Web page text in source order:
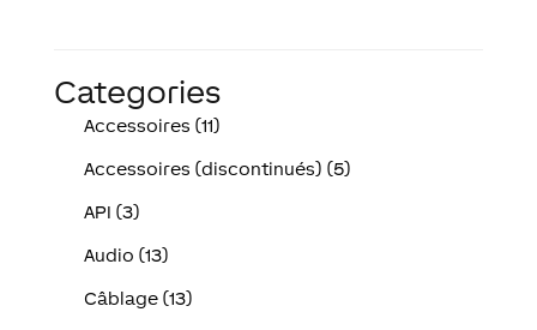
Categories
Accessoires (11)
Accessoires (discontinués) (5)
API (3)
Audio (13)
Câblage (13)